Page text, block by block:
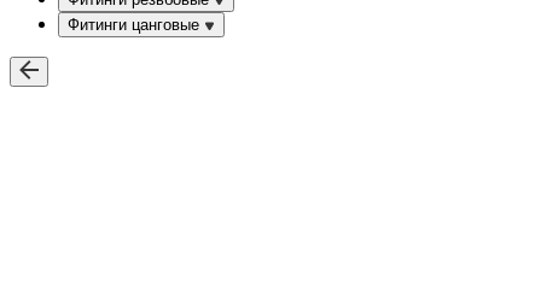
Фитинги цанговые